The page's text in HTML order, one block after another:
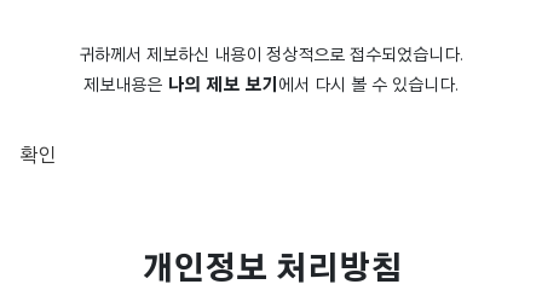
귀하께서 제보하신 내용이 정상적으로 접수되었습니다.
제보내용은 나의 제보 보기 에서 다시 볼 수 있습니다.
확인
개인정보 처리방침